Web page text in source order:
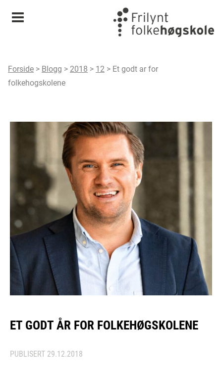
Meny
Forside > Blogg > 2018 > 12 > Et godt ar for
folkehogskolene
ET GODT ÅR FOR FOLKEHØGSKOLENE
PUBLISERT 29.12.2018